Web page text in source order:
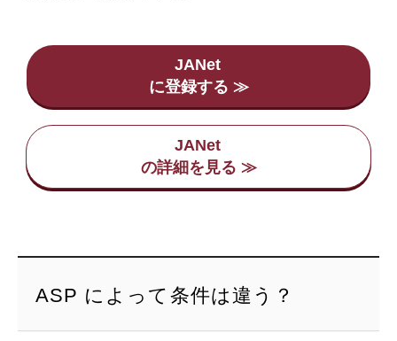
JANet
JANet
ASP によって条件は違う？